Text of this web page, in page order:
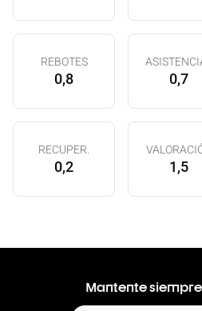
REBOTES
0,8 0,7
RECUPER.
0,2 1,5
Mantente